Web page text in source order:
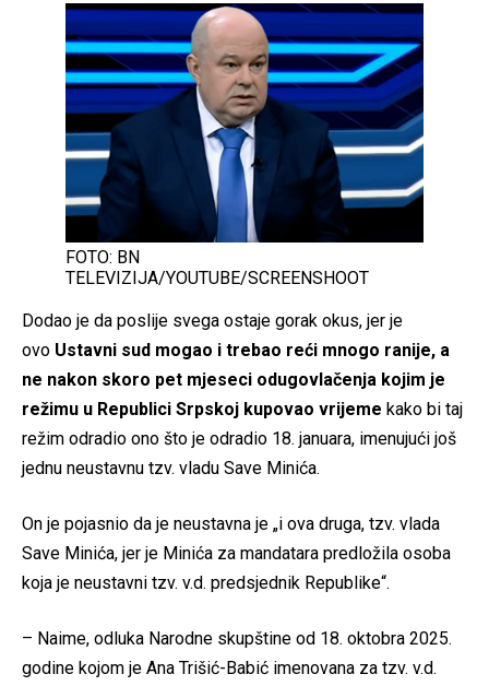
FOTO: BN
TELEVIZIJA/YOUTUBE/SCREENSHOOT
Dodao je da poslije svega ostaje gorak okus, jer je
ovo Ustavni sud mogao i trebao reći mnogo ranije, a
ne nakon skoro pet mjeseci odugovlačenja kojim je
režimu u Republici Srpskoj kupovao vrijeme kako bi taj
režim odradio ono što je odradio 18. januara, imenujući još
jednu neustavnu tzv. vladu Save Minića.
On je pojasnio da je neustavna je „i ova druga, tzv. vlada
Save Minića, jer je Minića za mandatara predložila osoba
koja je neustavni tzv. v.d. predsjednik Republike“.
– Naime, odluka Narodne skupštine od 18. oktobra 2025.
godine kojom je Ana Trišić-Babić imenovana za tzv. v.d.